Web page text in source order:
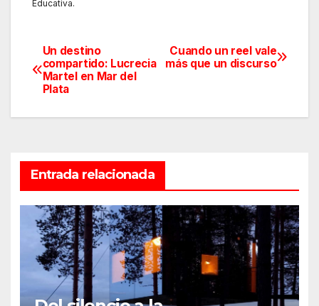
Educativa.
Navegación
de
entradas
Cuando un reel vale
más que un discurso
Un destino
compartido: Lucrecia
Martel en Mar del
Plata
Entrada relacionada